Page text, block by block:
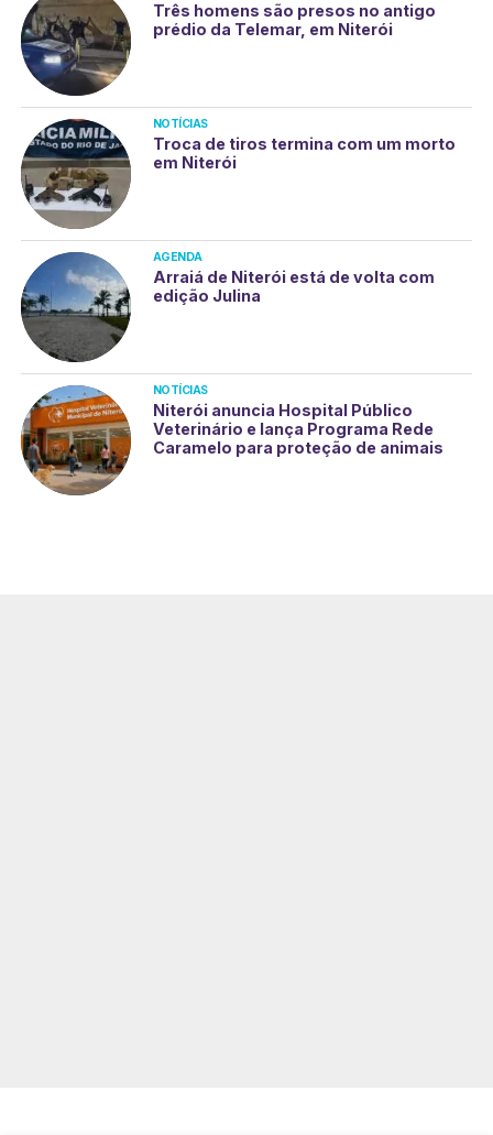
Três homens são presos no antigo
prédio da Telemar, em Niterói
NOTÍCIAS
Troca de tiros termina com um morto
em Niterói
AGENDA
Arraiá de Niterói está de volta com
edição Julina
NOTÍCIAS
Niterói anuncia Hospital Público
Veterinário e lança Programa Rede
Caramelo para proteção de animais